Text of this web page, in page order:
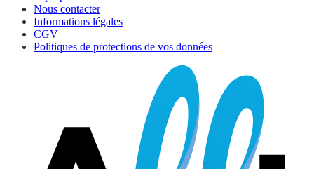
Nous contacter
Informations légales
CGV
Politiques de protections de vos données